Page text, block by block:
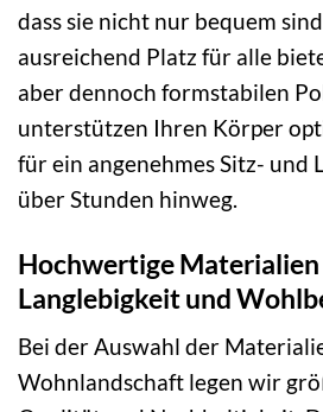
dass sie nicht nur bequem
ausreichend Platz für alle
aber dennoch formstabilen
unterstützen Ihren Körper
für ein angenehmes Sitz- und
über Stunden hinweg.
Hochwertige
Langlebigkeit und
Bei der Auswahl der
Wohnlandschaft legen wir